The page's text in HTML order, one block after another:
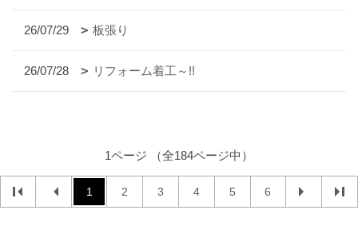
26/07/29 板張り
26/07/28 リフォーム着工～!!
1ページ （全184ページ中）
1 2 3 4 5 6